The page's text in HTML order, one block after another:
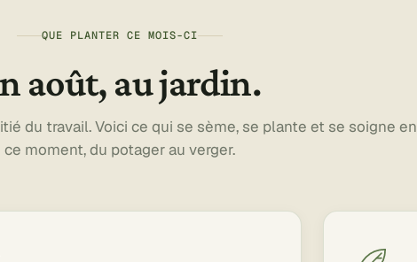
QUE PLANTER CE MOIS-CI
août, au jardin.
du travail. Voici ce qui se sème, se plante et se soigne en
ce moment, du potager au verger.